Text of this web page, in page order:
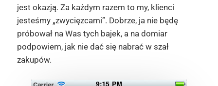
jest okazją. Za każdym razem to my, klienci
jesteśmy „zwycięzcami”. Dobrze, ja nie będę
próbował na Was tych bajek, a na domiar
podpowiem, jak nie dać się nabrać w szał
zakupów.